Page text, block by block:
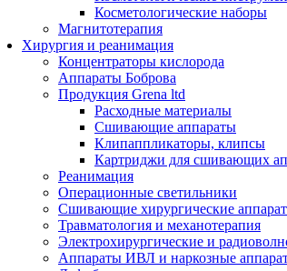
Косметологические наборы
Магнитотерапия
Хирургия и реанимация
Концентраторы кислорода
Аппараты Боброва
Продукция Grena ltd
Расходные материалы
Сшивающие аппараты
Клипаппликаторы, клипсы
Картриджи для сшивающих
Реанимация
Операционные светильники
Сшивающие хирургические
Травматология и механотерапия
Электрохирургические и
Аппараты ИВЛ и наркозные